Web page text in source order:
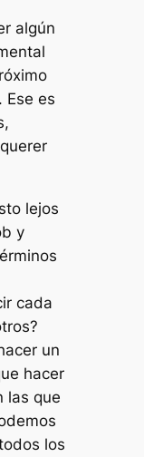
algún
Ese es
lejos
y
cada
un
hacer
las que
los